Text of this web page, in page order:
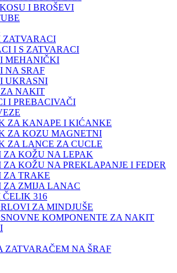
I BROŠEVI
I S ZATVARACI
MEHANIČKI
NA SRAF
UKRASNI
ZA NAKIT
I PREBACIVAČI
ZA KANAPE I KIĆANKE
ZA KOZU MAGNETNI
ZA LANCE ZA CUCLE
ZA KOŽU NA LEPAK
ZA KOŽU NA PREKLAPANJE I FEDER
ZA TRAKE
ZA ZMIJA LANAC
ČELIK 316
ZA MINDJUŠE
KOMPONENTE ZA NAKIT
ZATVARAČEM NA ŠRAF